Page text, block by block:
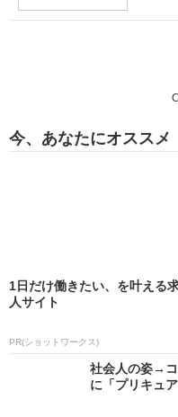
今、あなたにオススメ
1日だけ働きたい、を叶える
人サイト
PR(ショットワークス)
社会人の姿→
に「プリキュ